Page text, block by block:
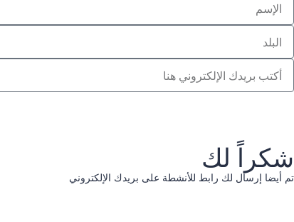
شكراً لك
تم أيضا إرسال لك رابط للأنشطة على بريدك الإلكتروني